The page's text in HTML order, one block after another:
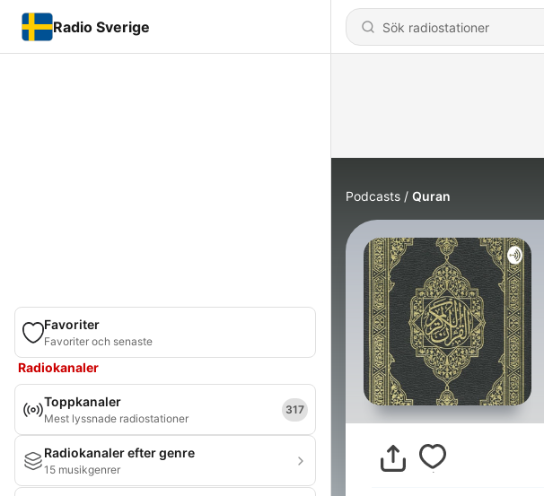
Radio Sverige
Favoriter
Favoriter och senaste
Radiokanaler
Toppkanaler
Mest lyssnade radiostationer
317
Radiokanaler efter genre
15 musikgenrer
Podcasts Quran